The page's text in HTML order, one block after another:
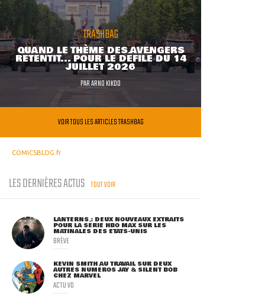
TRASHBAG
QUAND LE THÈME DES AVENGERS
RETENTIT... POUR LE DÉFILÉ DU 14
JUILLET 2026
PARARNO KIKOO
VOIR TOUS LES ARTICLES TRASHBAG
COMICSBLOG.fr
LES DERNIÈRES ACTUS TOUT VOIR
LANTERNS : DEUX NOUVEAUX EXTRAITS
POUR LA SÉRIE HBO MAX SUR LES
MATINALES DES ETATS-UNIS
BRÈVE
KEVIN SMITH AU TRAVAIL SUR DEUX
AUTRES NUMÉROS JAY & SILENT BOB
CHEZ MARVEL
ACTU VO